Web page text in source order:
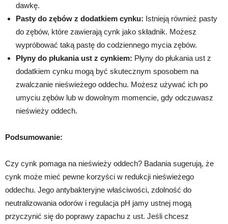
dawkę.
Pasty do zębów z dodatkiem cynku: Istnieją również pasty
do zębów, które zawierają cynk jako składnik. Możesz
wypróbować taką pastę do codziennego mycia zębów.
Płyny do płukania ust z cynkiem: Płyny do płukania ust z
dodatkiem cynku mogą być skutecznym sposobem na
zwalczanie nieświeżego oddechu. Możesz używać ich po
umyciu zębów lub w dowolnym momencie, gdy odczuwasz
nieświeży oddech.
Podsumowanie:
Czy cynk pomaga na nieświeży oddech? Badania sugerują, że
cynk może mieć pewne korzyści w redukcji nieświeżego
oddechu. Jego antybakteryjne właściwości, zdolność do
neutralizowania odorów i regulacja pH jamy ustnej mogą
przyczynić się do poprawy zapachu z ust. Jeśli chcesz